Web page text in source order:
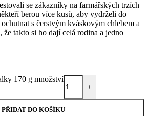
se zákazníky na farmářských trzích
berou více kusů, aby vydrželi do
s čerstvým kváskovým chlebem a
že takto si ho dají celá rodina a jedno
170 g množství
+
PŘIDAT DO KOŠÍKU